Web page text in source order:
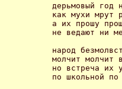
дерьмовый год
как мухи мрут
а их прошу
не ведают ни
народ
молчит молчит
но встреча их
по школьной по